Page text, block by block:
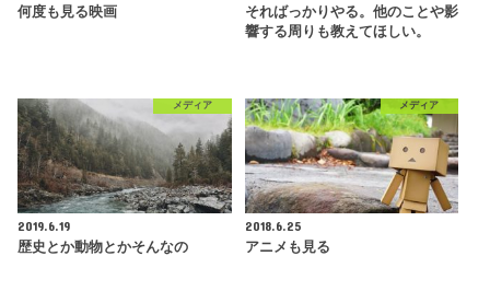
何度も見る映画
そればっかりやる。他のことや影
響する周りも教えてほしい。
メディア
2019.6.19
歴史とか動物とかそんなの
メディア
2018.6.25
アニメも見る